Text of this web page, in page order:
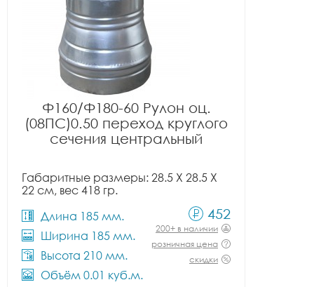
Ф160/Ф180-60 Рулон оц.
(08ПС)0.50 переход круглого
сечения центральный
Габаритные размеры: 28.5 X 28.5 X
22 см, вес 418 гр.
Длина 185 мм.
Ширина 185 мм.
Высота 210 мм.
Объём 0.01 куб.м.
452
200+ в наличии
розничная цена
скидки